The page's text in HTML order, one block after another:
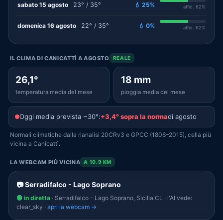
sabato 15 agosto 23° / 35° 💧 25% affid. 62%
domenica 16 agosto 22° / 35° 💧 0% affid. 62%
IL CLIMA DI CANICATTÌ A AGOSTO REALE
26,1°
temperatura media del mese
18 mm
pioggia media del mese
Oggi media prevista ~30°:+3,4° sopra la normadi agosto
Normali climatiche dalla rianalisi 20CRv3 e GPCC (1806–2015), cella più
vicina a Canicattì.
LA WEBCAM PIÙ VICINA A 10.9 KM
📷 Serradifalco - Lago Soprano
🟢 in diretta · Serradifalco - Lago Soprano, Sicilia CL · l'AI vede:
clear_sky · apri la webcam →